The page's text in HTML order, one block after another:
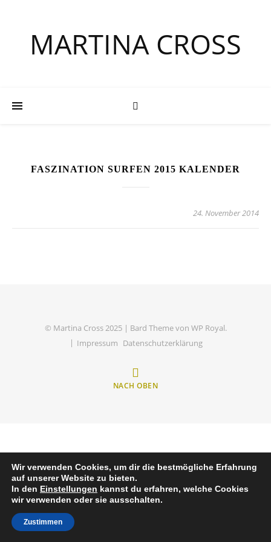
MARTINA CROSS
FASZINATION SURFEN 2015 KALENDER
24. November 2014
© Martina Cross 2025 | Bard Theme von WP Royal.
Impressum Datenschutzerklärung
NACH OBEN
Wir verwenden Cookies, um dir die bestmögliche Erfahrung
auf unserer Website zu bieten.
In den Einstellungen kannst du erfahren, welche Cookies
wir verwenden oder sie ausschalten.
Zustimmen